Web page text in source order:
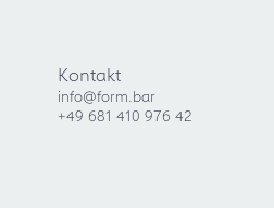
Kontakt
info@form.bar
+49 681 410 976 42